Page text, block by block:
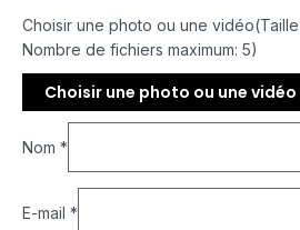
Choisir une photo ou une vidéo(Taille
Nombre de fichiers maximum: 5)
Choisir une photo ou une vidéo
Nom *
E-mail *